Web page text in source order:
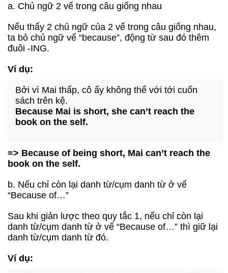
a. Chủ ngữ 2 vế trong câu giống nhau
Nếu thấy 2 chủ ngữ của 2 vế trong câu giống nhau,
ta bỏ chủ ngữ vế “because”, động từ sau đó thêm
đuôi -ING.
Ví dụ:
Bởi vì Mai thấp, cô ấy không thể với tới cuốn
sách trên kệ.
Because Mai is short, she can’t reach the
book on the self.
=> Because of being short, Mai can’t reach the
book on the self.
b. Nếu chỉ còn lại danh từ/cụm danh từ ở vế
“Because of…”
Sau khi giản lược theo quy tắc 1, nếu chỉ còn lại
danh từ/cụm danh từ ở vế “Because of…” thì giữ lại
danh từ/cụm danh từ đó.
Ví dụ: